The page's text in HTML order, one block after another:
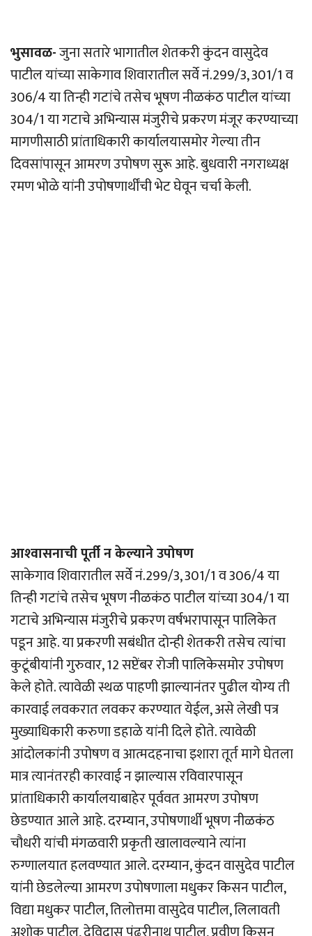
भुसावळ-जुना सतारे भागातील शेतकरी कुंदन वासुदेव
पाटील यांच्या साकेगाव शिवारातील सर्वे नं.299/3, 301/1 व
306/4 या तिन्ही गटांचे तसेच भूषण नीळकंठ पाटील यांच्या
304/1 या गटाचे अभिन्यास मंजुरीचे प्रकरण मंजूर करण्याच्या
मागणीसाठी प्रांताधिकारी कार्यालयासमोर गेल्या तीन
दिवसांपासून आमरण उपोषण सुरू आहे. बुधवारी नगराध्यक्ष
रमण भोळे यांनी उपोषणार्थींची भेट घेवून चर्चा केली.
आश्‍वासनाची पूर्ती न केल्याने उपोषण
साकेगाव शिवारातील सर्वे नं.299/3, 301/1 व 306/4 या
तिन्ही गटांचे तसेच भूषण नीळकंठ पाटील यांच्या 304/1 या
गटाचे अभिन्यास मंजुरीचे प्रकरण वर्षभरापासून पालिकेत
पडून आहे. या प्रकरणी सबंधीत दोन्ही शेतकरी तसेच त्यांचा
कुटूंबीयांनी गुरुवार, 12 सप्टेंबर रोजी पालिकेसमोर उपोषण
केले होते. त्यावेळी स्थळ पाहणी झाल्यानंतर पुढील योग्य ती
कारवाई लवकरात लवकर करण्यात येईल, असे लेखी पत्र
मुख्याधिकारी करुणा डहाळे यांनी दिले होते. त्यावेळी
आंदोलकांनी उपोषण व आत्मदहनाचा इशारा तूर्त मागे घेतला
मात्र त्यानंतरही कारवाई न झाल्यास रविवारपासून
प्रांताधिकारी कार्यालयाबाहेर पूर्ववत आमरण उपोषण
छेडण्यात आले आहे. दरम्यान, उपोषणार्थी भूषण नीळकंठ
चौधरी यांची मंगळवारी प्रकृती खालावल्याने त्यांना
रुग्णालयात हलवण्यात आले. दरम्यान, कुंदन वासुदेव पाटील
यांनी छेडलेल्या आमरण उपोषणाला मधुकर किसन पाटील,
विद्या मधुकर पाटील, तिलोत्तमा वासुदेव पाटील, लिलावती